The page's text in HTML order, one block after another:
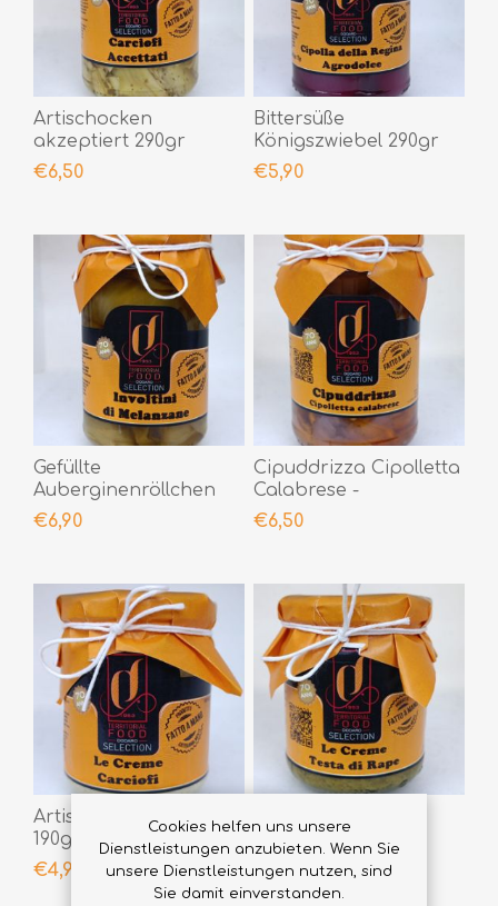
Artischocken
akzeptiert 290gr
€6,50
Bittersüße
Königszwiebel 290gr
€5,90
Gefüllte
Auberginenröllchen
290gr
€6,90
Cipuddrizza Cipolletta
Calabrese -
Lampascioni 290gr
€6,50
Artischockencremes
190gr
€4,90
Rape 190gr
€4,90
Cookies helfen uns unsere
Dienstleistungen anzubieten. Wenn Sie
unsere Dienstleistungen nutzen, sind
Sie damit einverstanden.